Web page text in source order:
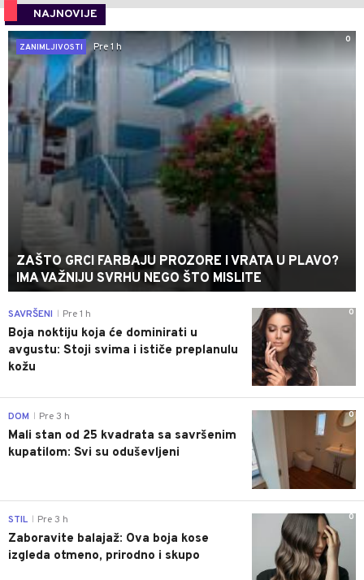
NAJNOVIJE
0
ZANIMLJIVOSTI
Pre 1 h
ZAŠTO GRCI FARBAJU PROZORE I VRATA U PLAVO?
IMA VAŽNIJU SVRHU NEGO ŠTO MISLITE
0
SAVRŠENI Pre 1 h
Boja noktiju koja će dominirati u
avgustu: Stoji svima i ističe preplanulu
kožu
0
DOM Pre 3 h
Mali stan od 25 kvadrata sa savršenim
kupatilom: Svi su oduševljeni
0
STIL Pre 3 h
Zaboravite balajaž: Ova boja kose
izgleda otmeno, prirodno i skupo